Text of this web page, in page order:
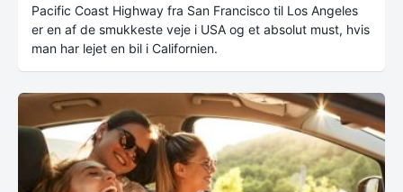
Pacific Coast Highway fra San Francisco til Los Angeles
er en af de smukkeste veje i USA og et absolut must, hvis
man har lejet en bil i Californien.